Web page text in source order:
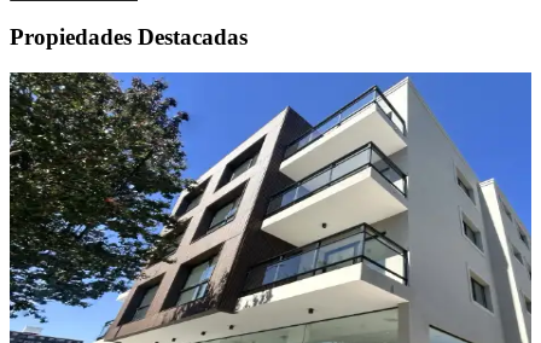
Propiedades Destacadas